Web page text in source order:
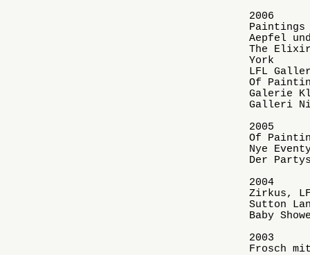
2006
Aepfel
The Elixir
York
LFL
Of
Galerie
Galleri
2005
Of
Nye
Der
2004
Zirkus,
Sutton
Baby
2003
Frosch